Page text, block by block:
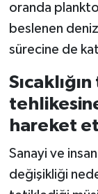
oranda
beslenen
sürecine de
hareket
Sanayi ve
değişikliği